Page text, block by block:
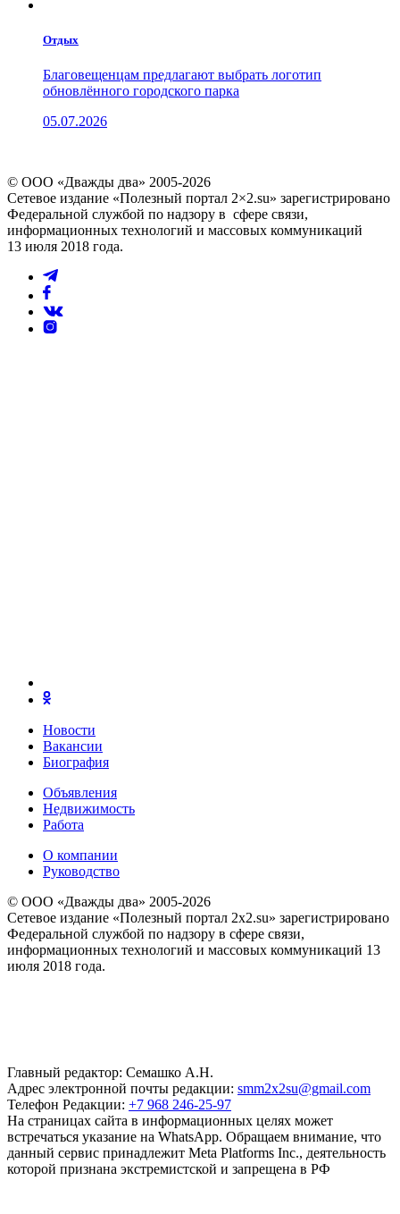
Отдых
Благовещенцам предлагают выбрать логотип
обновлённого городского парка
05.07.2026
© ООО «Дважды два» 2005-2026
Сетевое издание «Полезный портал 2×2.su» зарегистрировано
Федеральной службой по надзору в сфере связи,
информационных технологий и массовых коммуникаций
13 июля 2018 года.
Новости
Вакансии
Биография
Объявления
Недвижимость
Работа
О компании
Руководство
© ООО «Дважды два» 2005-2026
Сетевое издание «Полезный портал 2x2.su» зарегистрировано
Федеральной службой по надзору в сфере связи,
информационных технологий и массовых коммуникаций 13
июля 2018 года.
Главный редактор: Семашко А.Н.
Адрес электронной почты редакции: smm2x2su@gmail.com
Телефон Редакции: +7 968 246-25-97
На страницах сайта в информационных целях может
встречаться указание на WhatsApp. Обращаем внимание, что
данный сервис принадлежит Meta Platforms Inc., деятельность
которой признана экстремистской и запрещена в РФ